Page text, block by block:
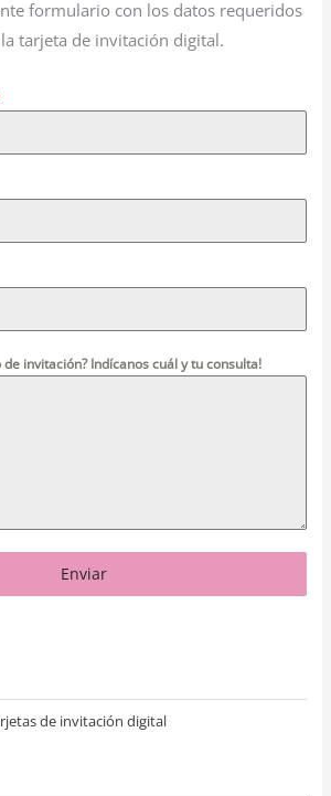
formulario con los datos requeridos
tarjeta de invitación digital.
invitación? Indícanos cuál y tu consulta!
Enviar
de invitación digital